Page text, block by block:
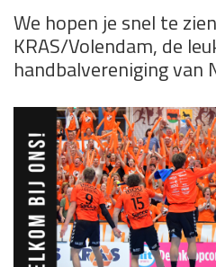
We hopen je snel te
KRAS/Volendam, de
handbalvereniging van